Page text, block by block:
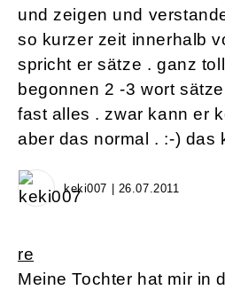
und zeigen und
so kurzer zeit innerhalb
spricht er sätze . ganz
begonnen 2 -3 wort
fast alles . zwar kann er
aber das normal . :-) das
keki007 | 26.07.2011
re
Meine Tochter hat mir in